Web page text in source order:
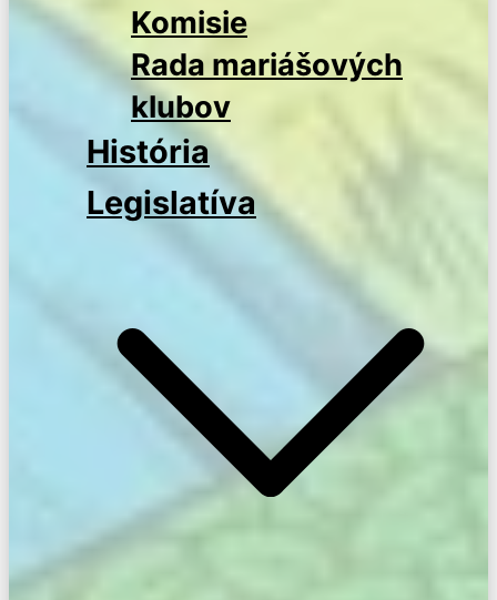
Komisie
Rada mariášových
klubov
História
Legislatíva